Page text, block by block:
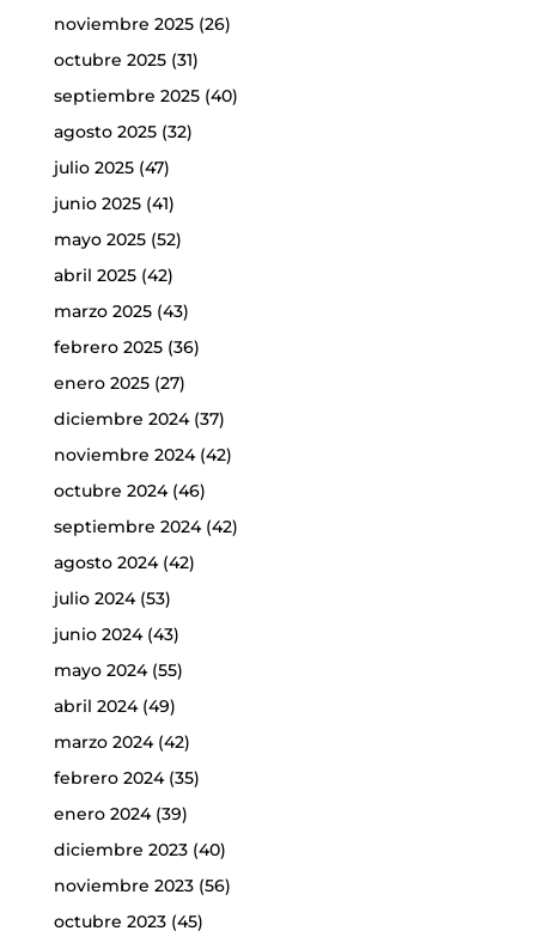
noviembre 2025(26)
octubre 2025(31)
septiembre 2025(40)
agosto 2025(32)
julio 2025(47)
junio 2025(41)
mayo 2025(52)
abril 2025(42)
marzo 2025(43)
febrero 2025(36)
enero 2025(27)
diciembre 2024(37)
noviembre 2024(42)
octubre 2024(46)
septiembre 2024(42)
agosto 2024(42)
julio 2024(53)
junio 2024(43)
mayo 2024(55)
abril 2024(49)
marzo 2024(42)
febrero 2024(35)
enero 2024(39)
diciembre 2023(40)
noviembre 2023(56)
octubre 2023(45)